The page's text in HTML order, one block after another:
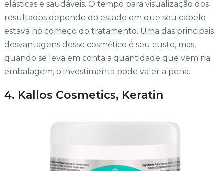
elásticas e saudáveis. O tempo para visualização dos
resultados depende do estado em que seu cabelo
estava no começo do tratamento. Uma das principais
desvantagens desse cosmético é seu custo, mas,
quando se leva em conta a quantidade que vem na
embalagem, o investimento pode valer a pena.
4. Kallos Cosmetics, Keratin